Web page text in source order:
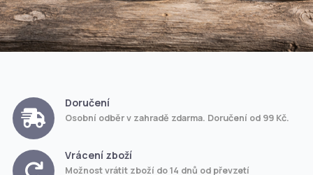
Doručení
Osobní odběr v zahradě zdarma. Doručení od 99 Kč.
Vrácení zboží
Možnost vrátit zboží do 14 dnů od převzetí